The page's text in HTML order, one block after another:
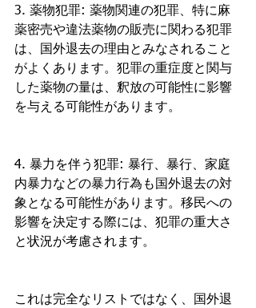
3. 薬物犯罪: 薬物関連の犯罪、特に麻
薬密売や違法薬物の販売に関わる犯罪
は、国外退去の理由とみなされること
がよくあります。犯罪の重症度と関与
した薬物の量は、釈放の可能性に影響
を与える可能性があります。
4. 暴力を伴う犯罪: 暴行、暴行、家庭
内暴力などの暴力行為も国外退去の対
象となる可能性があります。移民への
影響を決定する際には、犯罪の重大さ
と状況が考慮されます。
これは完全なリストではなく、国外退